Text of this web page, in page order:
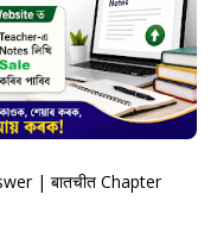
| बातचीत Chapter